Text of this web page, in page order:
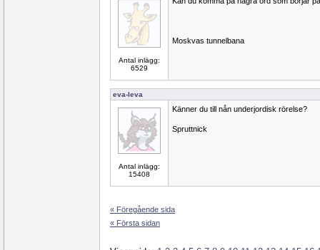
Antal inlägg:
6529
Moskvas tunnelbana
eva-leva
Antal inlägg:
15408
Känner du till nån underjordisk rörelse?
Spruttnick
« Föregående sida
« Första sidan